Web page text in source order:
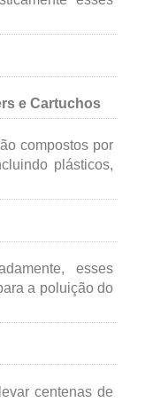
e Cartuchos
compostos por
plásticos,
esses
a poluição do
centenas de